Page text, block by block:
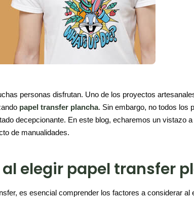
personas disfrutan. Uno de los proyectos
papel transfer plancha. Sin embargo, no todos los
decepcionante. En este blog, echaremos un vistazo
de manualidades.
elegir papel transfer
es esencial comprender los factores a considerar al